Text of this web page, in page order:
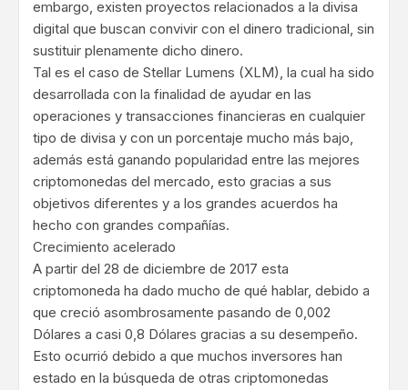
embargo, existen proyectos relacionados a la divisa
digital que buscan convivir con el dinero tradicional, sin
sustituir plenamente dicho dinero.
Tal es el caso de Stellar Lumens (XLM), la cual ha sido
desarrollada con la finalidad de ayudar en las
operaciones y transacciones financieras en cualquier
tipo de divisa y con un porcentaje mucho más bajo,
además está ganando popularidad entre las mejores
criptomonedas del mercado, esto gracias a sus
objetivos diferentes y a los grandes acuerdos ha
hecho con grandes compañías.
Crecimiento acelerado
A partir del 28 de diciembre de 2017 esta
criptomoneda ha dado mucho de qué hablar, debido a
que creció asombrosamente pasando de 0,002
Dólares a casi 0,8 Dólares gracias a su desempeño.
Esto ocurrió debido a que muchos inversores han
estado en la búsqueda de otras criptomonedas